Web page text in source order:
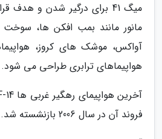
میگ 41 برای درگیر شدن و هدف
مانور مانند بمب افکن ها، سوخت
آواکس، موشک های کروز،
هواپیماهای ترابری طراحی می شود.
فروند آن در سال 2006 بازنشسته شد.